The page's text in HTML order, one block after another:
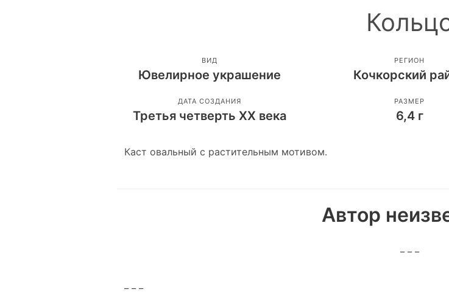
ВИД
Ювелирное украшение
РЕГИОН
Кочкорский
ДАТА СОЗДАНИЯ
Третья четверть ХХ века
РАЗМЕР
6,4 г
Каст овальный с растительным мотивом.
Автор